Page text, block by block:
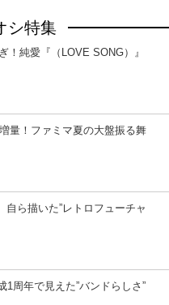
シ特集
！純愛『（LOVE SONG）』
量！ファミマ夏の大盤振る舞
ら描いた”レトロフューチャ
1周年で見えた”バンドらしさ”